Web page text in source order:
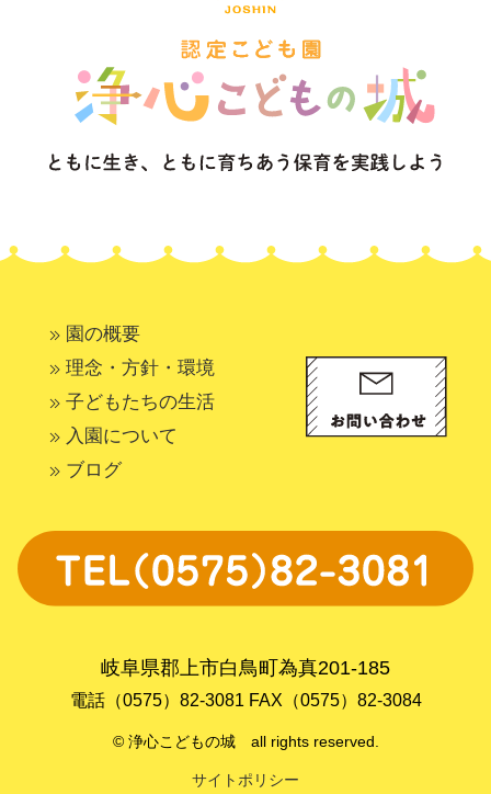
園の概要
理念・方針・環境
子どもたちの生活
入園について
ブログ
岐阜県郡上市白鳥町為真201-185
電話（0575）82-3081 FAX（0575）82-3084
© 浄心こどもの城 all rights reserved.
サイトポリシー